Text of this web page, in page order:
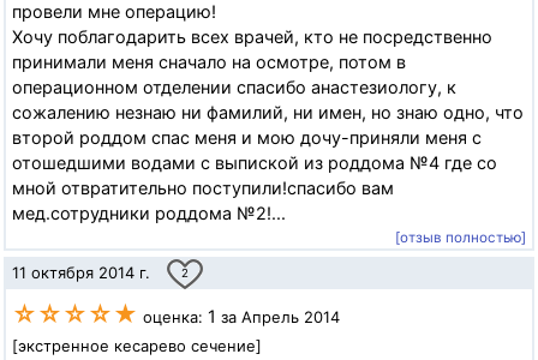
провели мне операцию!
Хочу поблагодарить всех врачей, кто не посредственно
принимали меня сначало на осмотре, потом в
операционном отделении спасибо анастезиологу, к
сожалению незнаю ни фамилий, ни имен, но знаю одно, что
второй роддом спас меня и мою дочу-приняли меня с
отошедшими водами с выпиской из роддома №4 где со
мной отвратительно поступили!спасибо вам
мед.сотрудники роддома №2!...
[отзыв полностью]
11 октября 2014 г. 2
☆☆☆☆★ оценка: 1 за Апрель 2014
[экстренное кесарево сечение]